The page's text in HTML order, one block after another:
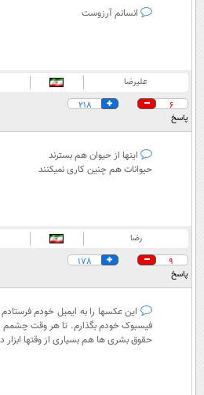
انسانم آرزوست
علیرضا
6
218
پاسخ
اینها از حیوان هم بسترند
حیوانات هم چنین کاری نمیکنند
رضا
9
178
پاسخ
این عکسها را به ایمیل خودم
فیسبوک خودم بگذارم. تا هر وقت چشمم به
حقوق بشری ها هم بسیاری از وقتها